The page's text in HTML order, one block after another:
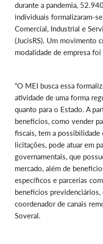
durante a pandemia,
individuais formalizaram-
Comercial, Industrial e
(JucisRS). Um movimento
modalidade de empresa
“O MEI busca essa
atividade de uma forma
quanto para o Estado. A
benefícios, como vender
fiscais, tem a possibilidade
licitações, pode atuar em
governamentais, que
mercado, além de
específicos e parcerias
benefícios previdenciários,
coordenador de canais
Soveral.